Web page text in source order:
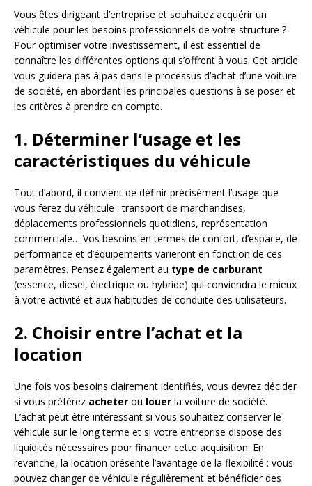
Vous êtes dirigeant d’entreprise et souhaitez acquérir un
véhicule pour les besoins professionnels de votre structure ?
Pour optimiser votre investissement, il est essentiel de
connaître les différentes options qui s’offrent à vous. Cet article
vous guidera pas à pas dans le processus d’achat d’une voiture
de société, en abordant les principales questions à se poser et
les critères à prendre en compte.
1. Déterminer l’usage et les
caractéristiques du véhicule
Tout d’abord, il convient de définir précisément l’usage que
vous ferez du véhicule : transport de marchandises,
déplacements professionnels quotidiens, représentation
commerciale… Vos besoins en termes de confort, d’espace, de
performance et d’équipements varieront en fonction de ces
paramètres. Pensez également au type de carburant
(essence, diesel, électrique ou hybride) qui conviendra le mieux
à votre activité et aux habitudes de conduite des utilisateurs.
2. Choisir entre l’achat et la
location
Une fois vos besoins clairement identifiés, vous devrez décider
si vous préférez acheter ou louer la voiture de société.
L’achat peut être intéressant si vous souhaitez conserver le
véhicule sur le long terme et si votre entreprise dispose des
liquidités nécessaires pour financer cette acquisition. En
revanche, la location présente l’avantage de la flexibilité : vous
pouvez changer de véhicule régulièrement et bénéficier des